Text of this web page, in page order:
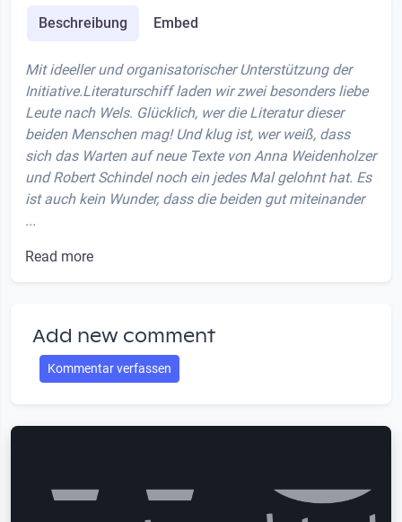
Beschreibung Embed
Mit ideeller und organisatorischer Unterstützung der
Initiative.Literaturschiff laden wir zwei besonders liebe
Leute nach Wels. Glücklich, wer die Literatur dieser
beiden Menschen mag! Und klug ist, wer weiß, dass
sich das Warten auf neue Texte von Anna Weidenholzer
und Robert Schindel noch ein jedes Mal gelohnt hat. Es
ist auch kein Wunder, dass die beiden gut miteinander
...
Read more
Add new comment
Kommentar verfassen